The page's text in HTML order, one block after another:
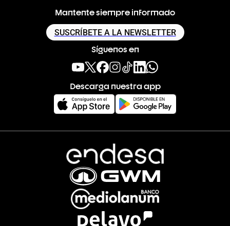
Mantente siempre informado
SUSCRÍBETE A LA NEWSLETTER
Síguenos en
Descarga nuestra app